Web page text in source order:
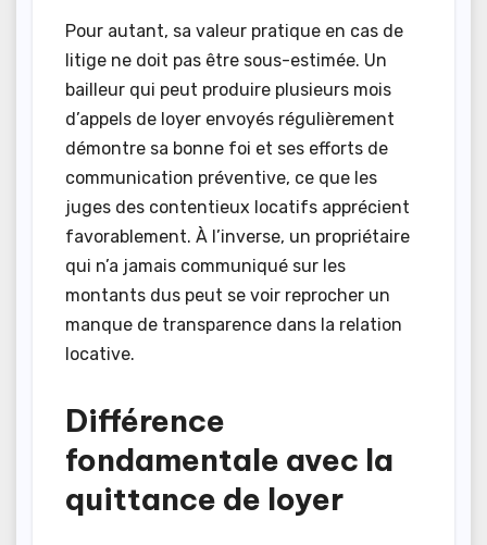
Pour autant, sa valeur pratique en cas de
litige ne doit pas être sous-estimée. Un
bailleur qui peut produire plusieurs mois
d’appels de loyer envoyés régulièrement
démontre sa bonne foi et ses efforts de
communication préventive, ce que les
juges des contentieux locatifs apprécient
favorablement. À l’inverse, un propriétaire
qui n’a jamais communiqué sur les
montants dus peut se voir reprocher un
manque de transparence dans la relation
locative.
Différence
fondamentale avec la
quittance de loyer